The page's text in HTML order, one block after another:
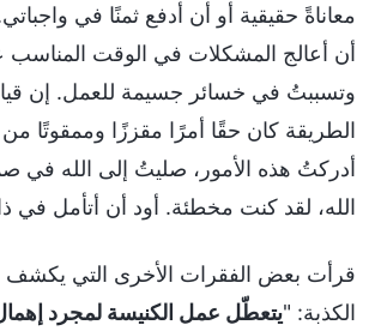
معاناةً حقيقية أو أن أدفع ثمنًا في
أن أعالج المشكلات في الوقت المناسب
وتسببتُ في خسائر جسيمة للعمل. إن
الطريقة كان حقًا أمرًا مقززًا وممقوتًا من
أدركتُ هذه الأمور، صليتُ إلى الله في
الله، لقد كنت مخطئة. أود أن أتأمل في
قرأت بعض الفقرات الأخرى التي يكشف
الكذبة: "يتعطّل عمل الكنيسة لمجرد إهمال